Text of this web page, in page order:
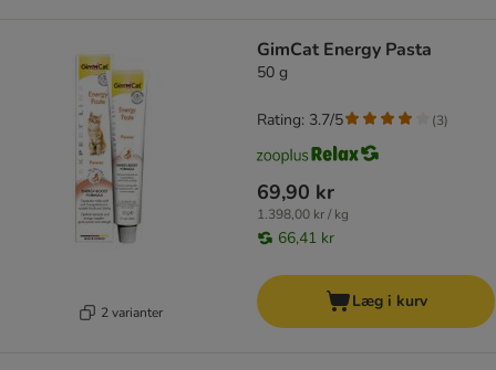
2 varianter
GimCat Energy Pasta
50 g
69,90 kr
1.398,00 kr / kg
66,41 kr
Rating: 3.7/5 (3)
Læg i kurv